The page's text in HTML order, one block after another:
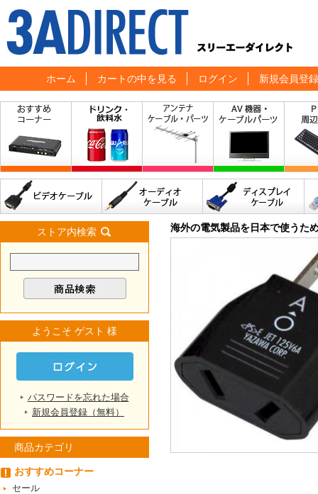
ホーム カートの中を見る ログイン 新規会員登録
ストア内検索
ようこそ ゲスト 様
パスワードを忘れた場合
新規会員登録（無料）
商品カテゴリ
おすすめコーナー
セール
海外の電気製品を日本で使うた